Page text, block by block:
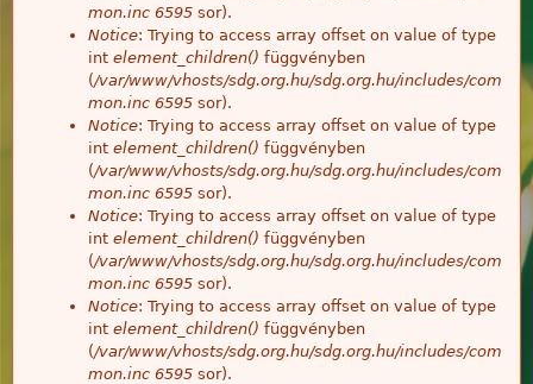
mon.inc 6595 sor).
Notice: Trying to access array offset on value of type
int element_children() függvényben
(/var/www/vhosts/sdg.org.hu/sdg.org.hu/includes/com
mon.inc 6595 sor).
Notice: Trying to access array offset on value of type
int element_children() függvényben
(/var/www/vhosts/sdg.org.hu/sdg.org.hu/includes/com
mon.inc 6595 sor).
Notice: Trying to access array offset on value of type
int element_children() függvényben
(/var/www/vhosts/sdg.org.hu/sdg.org.hu/includes/com
mon.inc 6595 sor).
Notice: Trying to access array offset on value of type
int element_children() függvényben
(/var/www/vhosts/sdg.org.hu/sdg.org.hu/includes/com
mon.inc 6595 sor).